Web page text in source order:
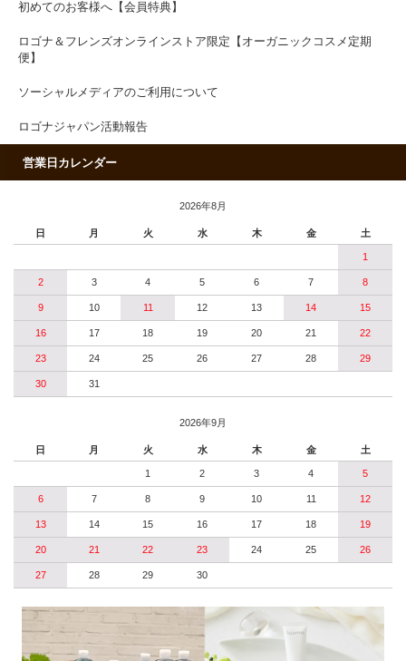
初めてのお客様へ【会員特典】
ロゴナ＆フレンズオンラインストア限定【オーガニックコスメ定期
便】
ソーシャルメディアのご利用について
ロゴナジャパン活動報告
営業日カレンダー
2026年8月
日 月 火 水 木 金 土
1
2 3 4 5 6 7 8
9 10 11 12 13 14 15
16 17 18 19 20 21 22
23 24 25 26 27 28 29
30 31
2026年9月
日 月 火 水 木 金 土
1 2 3 4 5
6 7 8 9 10 11 12
13 14 15 16 17 18 19
20 21 22 23 24 25 26
27 28 29 30